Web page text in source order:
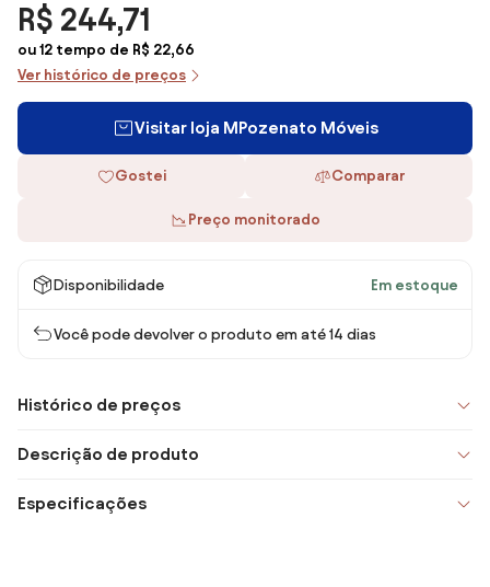
R$ 244,71
ou 12 tempo de R$ 22,66
Ver histórico de preços
Visitar loja MPozenato Móveis
Gostei Comparar
Preço monitorado
Disponibilidade Em estoque
Você pode devolver o produto em até 14 dias
Histórico de preços
Descrição de produto
Especificações